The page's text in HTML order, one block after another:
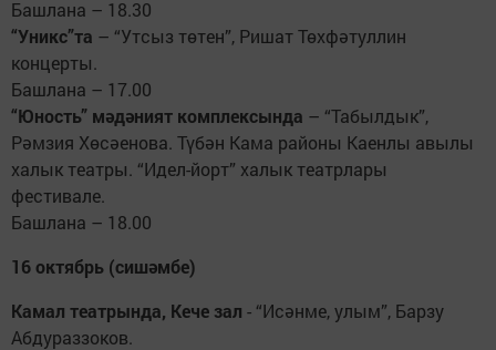
Башлана – 18.30
“Уникс”та – “Утсыз төтен”, Ришат Төхфәтуллин
концерты.
Башлана – 17.00
“Юность” мәдәният комплексында – “Табылдык”,
Рәмзия Хөсәенова. Түбән Кама районы Каенлы авылы
халык театры. “Идел-йорт” халык театрлары
фестивале.
Башлана – 18.00
16 октябрь (сишәмбе)
Камал театрында, Кече зал - “Исәнме, улым”, Барзу
Абдураззоков.